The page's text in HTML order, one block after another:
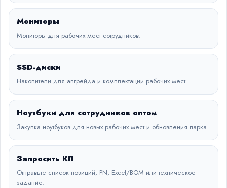
Мониторы
Мониторы для рабочих мест сотрудников.
SSD-диски
Накопители для апгрейда и комплектации рабочих мест.
Ноутбуки для сотрудников оптом
Закупка ноутбуков для новых рабочих мест и обновления парка.
Запросить КП
Отправьте список позиций, PN, Excel/BOM или техническое
задание.